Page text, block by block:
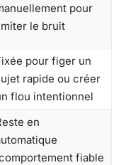
pour
le bruit
pour figer un
rapide ou créer
flou intentionnel
en
fiable